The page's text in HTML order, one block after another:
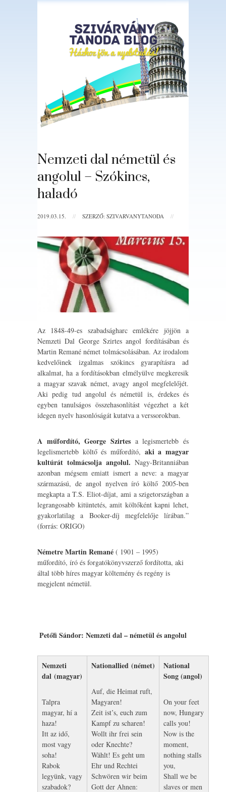
Nemzeti dal németül és
angolul – Szókincs,
haladó
2019.03.15. // SZERZŐ: SZIVARVANYTANODA //
Az 1848-49-es szabadságharc emlékére jöjjön a
Nemzeti Dal George Szirtes angol fordításában és
Martin Remané német tolmácsolásában. Az irodalom
kedvelőinek izgalmas szókincs gyarapításra ad
alkalmat, ha a fordításokban elmélyülve megkeresik
a magyar szavak német, avagy angol megfelelőjét.
Aki pedig tud angolul és németül is, érdekes és
egyben tanulságos összehasonlítást végezhet a két
idegen nyelv hasonlóságát kutatva a verssorokban.
A műfordító, George Szirtes a legismertebb és
legelismertebb költő és műfordító, aki a magyar
kultúrát tolmácsolja angolul. Nagy-Britanniában
azonban mégsem emiatt ismert a neve: a magyar
származású, de angol nyelven író költő 2005-ben
megkapta a T.S. Eliot-díjat, ami a szigetországban a
legrangosabb kitüntetés, amit költőként kapni lehet,
gyakorlatilag a Booker-díj megfelelője lírában.”
(forrás: ORIGO)
Németre Martin Remané ( 1901 – 1995)
műfordító, író és forgatókönyvszerző fordította, aki
által több híres magyar költemény és regény is
megjelent németül.
Petőfi Sándor: Nemzeti dal – németül és angolul
Nemzeti
dal (magyar)
Talpra
magyar, hí a
haza!
Itt az idő,
most vagy
soha!
Rabok
legyünk, vagy
szabadok?
Nationallied (német)
Auf, die Heimat ruft,
Magyaren!
Zeit ist’s, euch zum
Kampf zu scharen!
Wollt ihr frei sein
oder Knechte?
Wählt! Es geht um
Ehr und Rechtei
Schwören wir beim
Gott der Ahnen:
National
Song (angol)
On your feet
now, Hungary
calls you!
Now is the
moment,
nothing stalls
you,
Shall we be
slaves or men